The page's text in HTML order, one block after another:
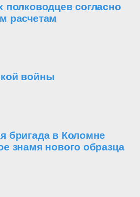
полководцев согласно
расчетам
войны
бригада в Коломне
знамя нового образца